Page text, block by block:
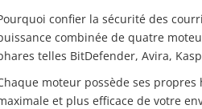
confier la sécurité des
combinée de quatre
telles BitDefender, Avira,
moteur possède ses
et plus efficace de votre